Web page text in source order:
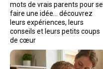
mots de vrais parents pour se
faire une idée… découvrez
leurs expériences, leurs
conseils et leurs petits coups
de cœur